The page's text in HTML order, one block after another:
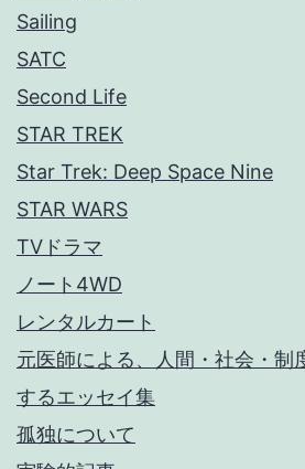
Sailing
SATC
Second Life
STAR TREK
Star Trek: Deep Space Nine
STAR WARS
TVドラマ
ノート4WD
レンタルカート
元医師による、人間・社会・制
するエッセイ集
孤独について